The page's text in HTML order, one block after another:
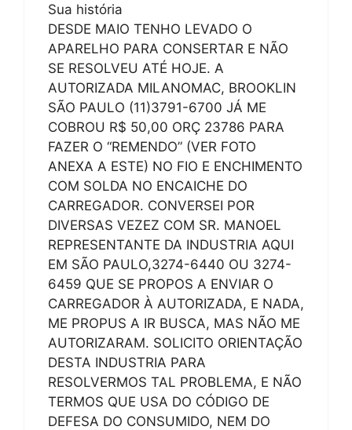
Sua história
DESDE MAIO TENHO LEVADO O
APARELHO PARA CONSERTAR E NÃO
SE RESOLVEU ATÉ HOJE. A
AUTORIZADA MILANOMAC, BROOKLIN
SÃO PAULO (11)3791-6700 JÁ ME
COBROU R$ 50,00 ORÇ 23786 PARA
FAZER O “REMENDO” (VER FOTO
ANEXA A ESTE) NO FIO E ENCHIMENTO
COM SOLDA NO ENCAICHE DO
CARREGADOR. CONVERSEI POR
DIVERSAS VEZEZ COM SR. MANOEL
REPRESENTANTE DA INDUSTRIA AQUI
EM SÃO PAULO,3274-6440 OU 3274-
6459 QUE SE PROPOS A ENVIAR O
CARREGADOR À AUTORIZADA, E NADA,
ME PROPUS A IR BUSCA, MAS NÃO ME
AUTORIZARAM. SOLICITO ORIENTAÇÃO
DESTA INDUSTRIA PARA
RESOLVERMOS TAL PROBLEMA, E NÃO
TERMOS QUE USA DO CÓDIGO DE
DEFESA DO CONSUMIDO, NEM DO